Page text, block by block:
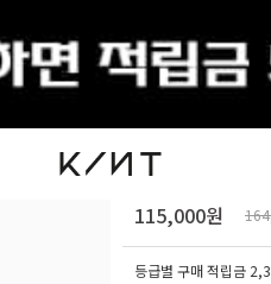
[오늘출발]
115,000원
등급별 구매 적립금